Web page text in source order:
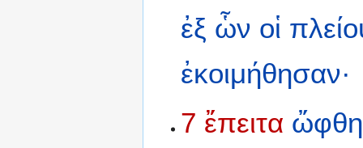
ἐξ ὧν οἱ
ἐκοιμήθησαν·
7 ἔπειτα ὤφθη